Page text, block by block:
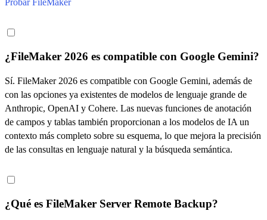
Probar FileMaker
¿FileMaker 2026 es compatible con Google Gemini?
Sí. FileMaker 2026 es compatible con Google Gemini, además de
con las opciones ya existentes de modelos de lenguaje grande de
Anthropic, OpenAI y Cohere. Las nuevas funciones de anotación
de campos y tablas también proporcionan a los modelos de IA un
contexto más completo sobre su esquema, lo que mejora la precisión
de las consultas en lenguaje natural y la búsqueda semántica.
¿Qué es FileMaker Server Remote Backup?